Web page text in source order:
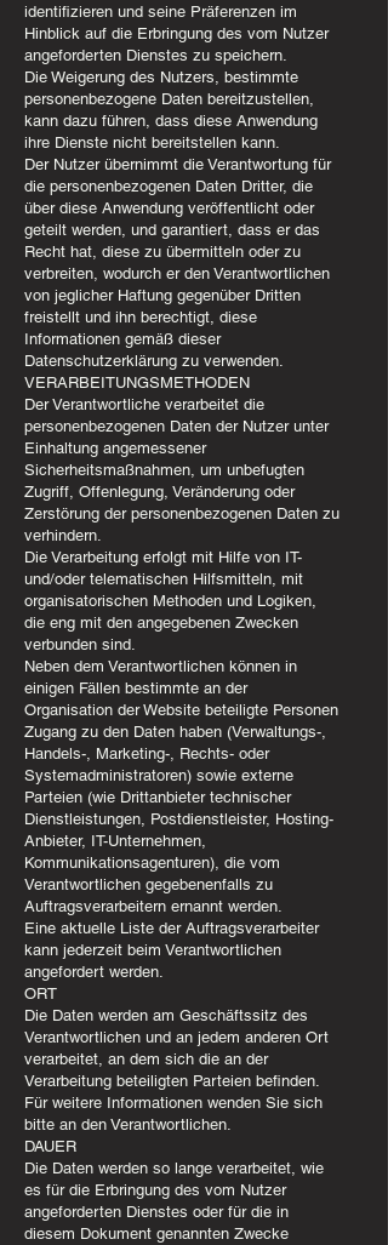
identifizieren und seine Präferenzen im
Hinblick auf die Erbringung des vom Nutzer
angeforderten Dienstes zu speichern.
Die Weigerung des Nutzers, bestimmte
personenbezogene Daten bereitzustellen,
kann dazu führen, dass diese Anwendung
ihre Dienste nicht bereitstellen kann.
Der Nutzer übernimmt die Verantwortung für
die personenbezogenen Daten Dritter, die
über diese Anwendung veröffentlicht oder
geteilt werden, und garantiert, dass er das
Recht hat, diese zu übermitteln oder zu
verbreiten, wodurch er den Verantwortlichen
von jeglicher Haftung gegenüber Dritten
freistellt und ihn berechtigt, diese
Informationen gemäß dieser
Datenschutzerklärung zu verwenden.
VERARBEITUNGSMETHODEN
Der Verantwortliche verarbeitet die
personenbezogenen Daten der Nutzer unter
Einhaltung angemessener
Sicherheitsmaßnahmen, um unbefugten
Zugriff, Offenlegung, Veränderung oder
Zerstörung der personenbezogenen Daten zu
verhindern.
Die Verarbeitung erfolgt mit Hilfe von IT-
und/oder telematischen Hilfsmitteln, mit
organisatorischen Methoden und Logiken,
die eng mit den angegebenen Zwecken
verbunden sind.
Neben dem Verantwortlichen können in
einigen Fällen bestimmte an der
Organisation der Website beteiligte Personen
Zugang zu den Daten haben (Verwaltungs-,
Handels-, Marketing-, Rechts- oder
Systemadministratoren) sowie externe
Parteien (wie Drittanbieter technischer
Dienstleistungen, Postdienstleister, Hosting-
Anbieter, IT-Unternehmen,
Kommunikationsagenturen), die vom
Verantwortlichen gegebenenfalls zu
Auftragsverarbeitern ernannt werden.
Eine aktuelle Liste der Auftragsverarbeiter
kann jederzeit beim Verantwortlichen
angefordert werden.
ORT
Die Daten werden am Geschäftssitz des
Verantwortlichen und an jedem anderen Ort
verarbeitet, an dem sich die an der
Verarbeitung beteiligten Parteien befinden.
Für weitere Informationen wenden Sie sich
bitte an den Verantwortlichen.
DAUER
Die Daten werden so lange verarbeitet, wie
es für die Erbringung des vom Nutzer
angeforderten Dienstes oder für die in
diesem Dokument genannten Zwecke